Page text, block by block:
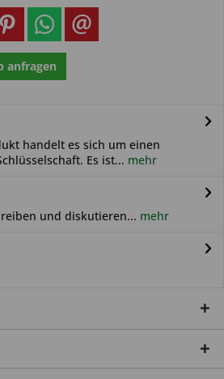
anfragen
handelt es sich um einen
Es ist... mehr
und diskutieren... mehr